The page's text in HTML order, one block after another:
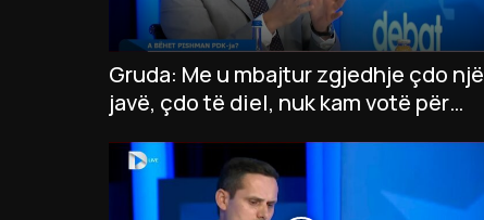
Gruda: Me u mbajtur zgjedhje çdo një
javë, çdo të diel, nuk kam votë për